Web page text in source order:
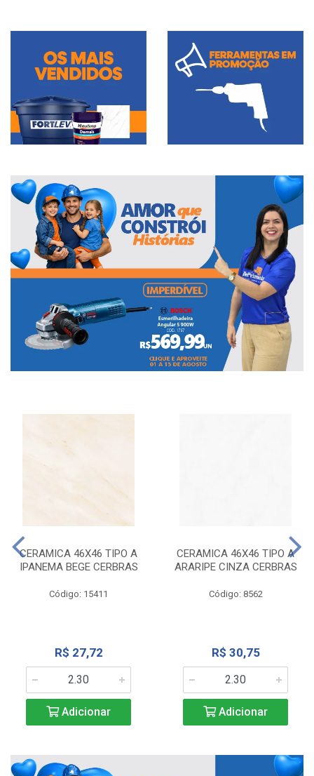
CERAMICA 46X46 TIPO A
IPANEMA BEGE CERBRAS
Código: 15411
R$ 27,72
Adicionar
CERAMICA 46X46 TIPO A
ARARIPE CINZA CERBRAS
Código: 8562
R$ 30,75
Adicionar